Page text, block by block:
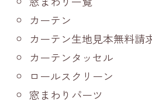
カーテン
カーテン生地見本無料請
カーテンタッセル
ロールスクリーン
窓まわりパーツ